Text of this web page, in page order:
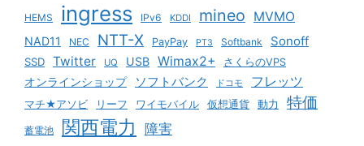
HEMS ingress IPv6 KDDI mineo MVMO
NAD11 NEC NTT-X PayPay PT3 Softbank Sonoff
SSD Twitter UQ USB Wimax2+ さくらのVPS
オンラインショップ ソフトバンク ドコモ フレッツ
マチ★アソビ リーフ ワイモバイル 仮想通貨 動力 特価
蓄電池 関西電力 障害